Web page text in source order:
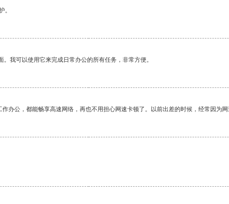
。
我可以使用它来完成日常办公的所有任务，非常方便。
办公，都能畅享高速网络，再也不用担心网速卡顿了。以前出差的时候，经常因为